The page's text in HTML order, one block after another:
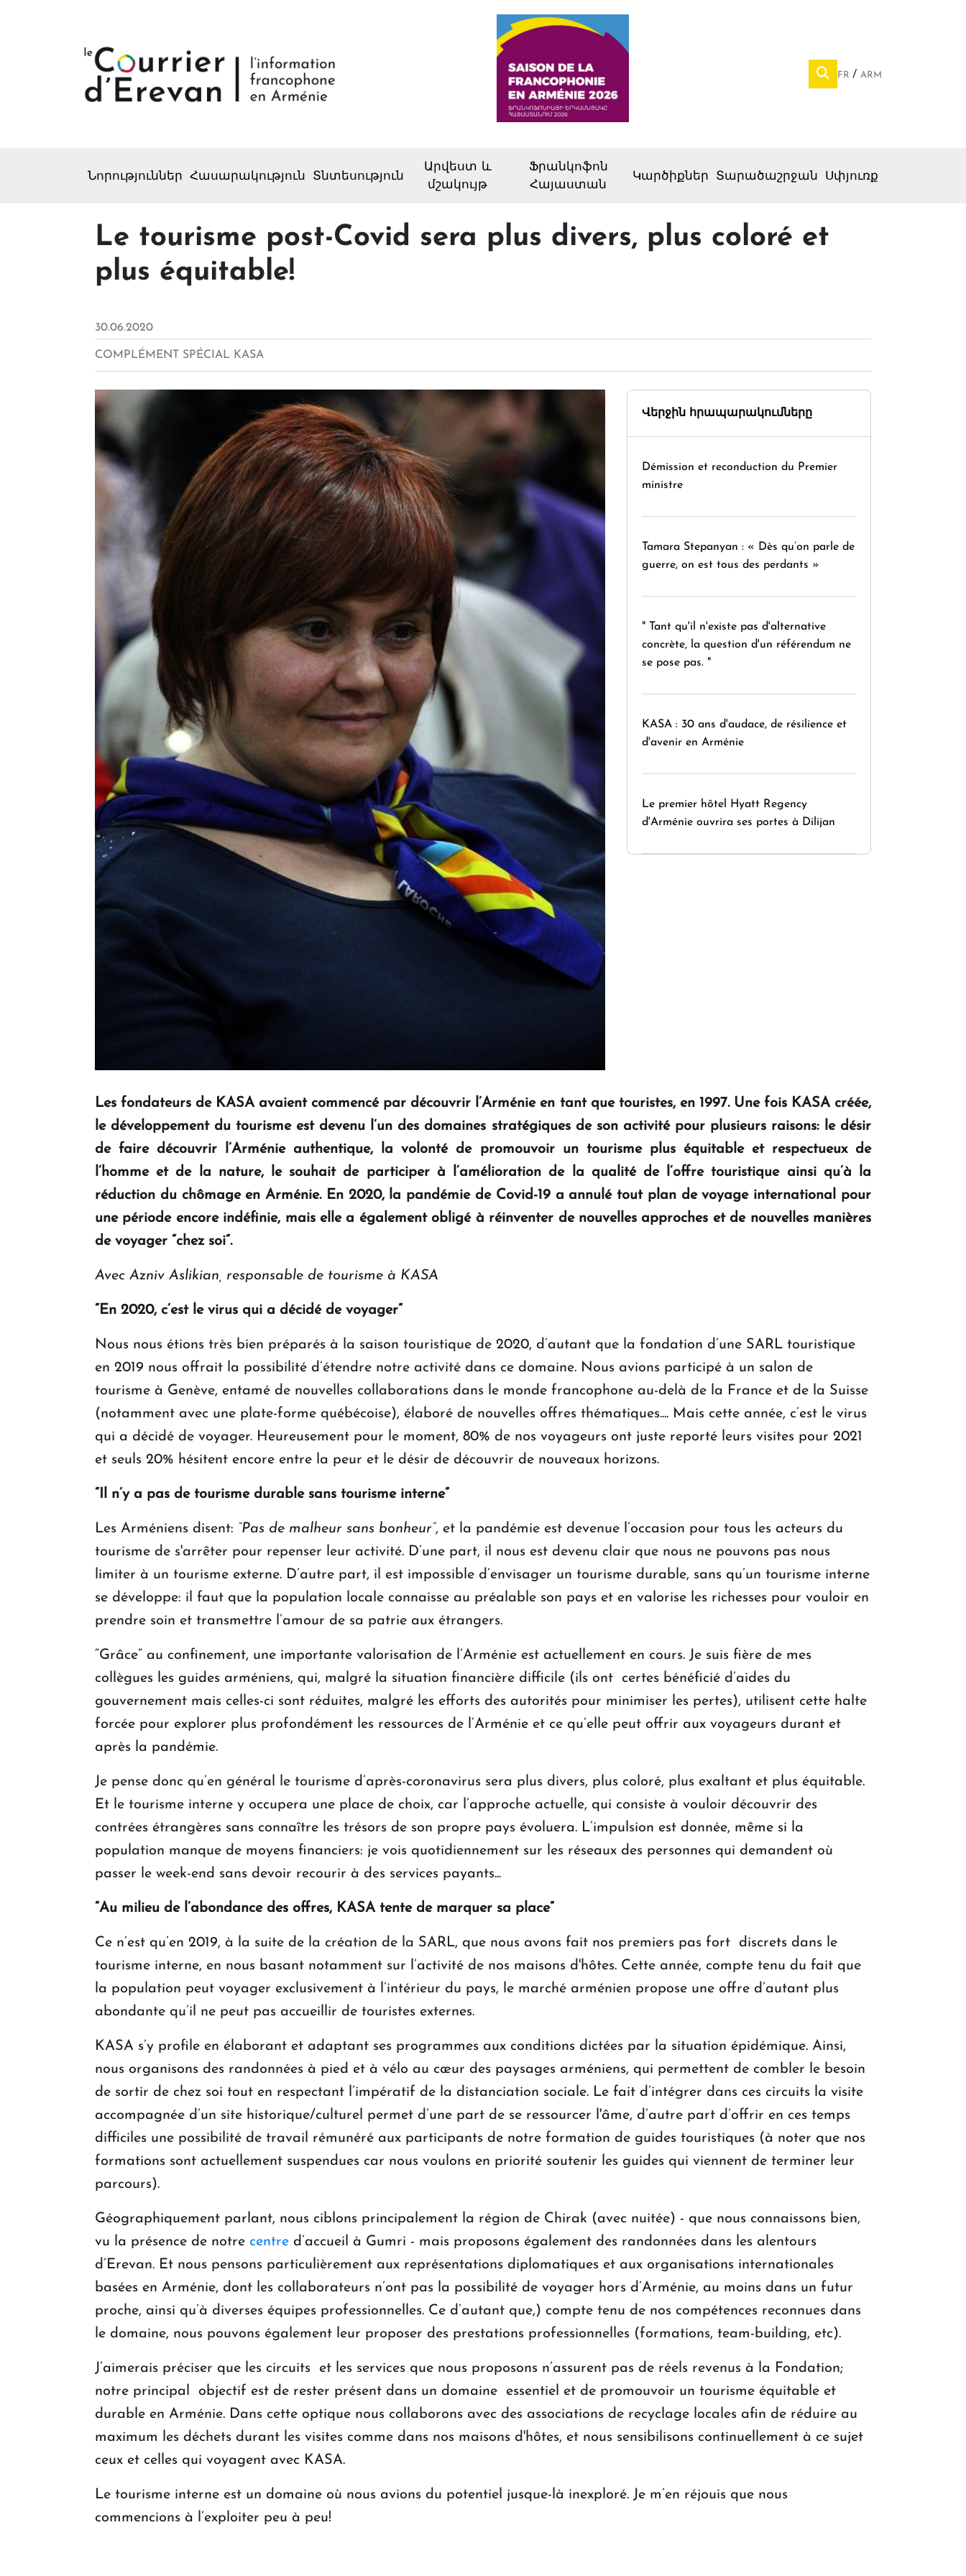
FR ARM
Նորություններ Հասարակություն Տնտեսություն
Արվեստ և
մշակույթ
Ֆրանկոֆոն
Հայաստան
Կարծիքներ Տարածաշրջան Սփյուռք
Le tourisme post-Covid sera plus divers, plus coloré et
plus équitable!
30.06.2020
COMPLÉMENT SPÉCIAL KASA
Վերջին հրապարակումները
Démission et reconduction du Premier
ministre
Tamara Stepanyan : « Dès qu’on parle de
guerre, on est tous des perdants »
" Tant qu'il n'existe pas d'alternative
concrète, la question d'un référendum ne
se pose pas. "
KASA : 30 ans d'audace, de résilience et
d'avenir en Arménie
Le premier hôtel Hyatt Regency
d'Arménie ouvrira ses portes à Dilijan
Les fondateurs de KASA avaient commencé par découvrir l’Arménie en tant que touristes, en 1997. Une fois KASA créée,
le développement du tourisme est devenu l’un des domaines stratégiques de son activité pour plusieurs raisons: le désir
de faire découvrir l’Arménie authentique, la volonté de promouvoir un tourisme plus équitable et respectueux de
l’homme et de la nature, le souhait de participer à l’amélioration de la qualité de l’offre touristique ainsi qu’à la
réduction du chômage en Arménie. En 2020, la pandémie de Covid-19 a annulé tout plan de voyage international pour
une période encore indéfinie, mais elle a également obligé à réinventer de nouvelles approches et de nouvelles manières
de voyager “chez soi”.
Avec Azniv Aslikian, responsable de tourisme à KASA
“En 2020, c’est le virus qui a décidé de voyager”
Nous nous étions très bien préparés à la saison touristique de 2020, d’autant que la fondation d’une SARL touristique
en 2019 nous offrait la possibilité d’étendre notre activité dans ce domaine. Nous avions participé à un salon de
tourisme à Genève, entamé de nouvelles collaborations dans le monde francophone au-delà de la France et de la Suisse
(notamment avec une plate-forme québécoise), élaboré de nouvelles offres thématiques.... Mais cette année, c’est le virus
qui a décidé de voyager. Heureusement pour le moment, 80% de nos voyageurs ont juste reporté leurs visites pour 2021
et seuls 20% hésitent encore entre la peur et le désir de découvrir de nouveaux horizons.
“Il n’y a pas de tourisme durable sans tourisme interne”
Les Arméniens disent: “Pas de malheur sans bonheur”, et la pandémie est devenue l’occasion pour tous les acteurs du
tourisme de s'arrêter pour repenser leur activité. D’une part, il nous est devenu clair que nous ne pouvons pas nous
limiter à un tourisme externe. D’autre part, il est impossible d’envisager un tourisme durable, sans qu’un tourisme interne
se développe: il faut que la population locale connaisse au préalable son pays et en valorise les richesses pour vouloir en
prendre soin et transmettre l’amour de sa patrie aux étrangers.
“Grâce” au confinement, une importante valorisation de l’Arménie est actuellement en cours. Je suis fière de mes
collègues les guides arméniens, qui, malgré la situation financière difficile (ils ont certes bénéficié d’aides du
gouvernement mais celles-ci sont réduites, malgré les efforts des autorités pour minimiser les pertes), utilisent cette halte
forcée pour explorer plus profondément les ressources de l’Arménie et ce qu’elle peut offrir aux voyageurs durant et
après la pandémie.
Je pense donc qu’en général le tourisme d’après-coronavirus sera plus divers, plus coloré, plus exaltant et plus équitable.
Et le tourisme interne y occupera une place de choix, car l’approche actuelle, qui consiste à vouloir découvrir des
contrées étrangères sans connaître les trésors de son propre pays évoluera. L’impulsion est donnée, même si la
population manque de moyens financiers: je vois quotidiennement sur les réseaux des personnes qui demandent où
passer le week-end sans devoir recourir à des services payants...
“Au milieu de l’abondance des offres, KASA tente de marquer sa place”
Ce n’est qu’en 2019, à la suite de la création de la SARL, que nous avons fait nos premiers pas fort discrets dans le
tourisme interne, en nous basant notamment sur l’activité de nos maisons d'hôtes. Cette année, compte tenu du fait que
la population peut voyager exclusivement à l’intérieur du pays, le marché arménien propose une offre d’autant plus
abondante qu’il ne peut pas accueillir de touristes externes.
KASA s’y profile en élaborant et adaptant ses programmes aux conditions dictées par la situation épidémique. Ainsi,
nous organisons des randonnées à pied et à vélo au cœur des paysages arméniens, qui permettent de combler le besoin
de sortir de chez soi tout en respectant l’impératif de la distanciation sociale. Le fait d’intégrer dans ces circuits la visite
accompagnée d’un site historique/culturel permet d’une part de se ressourcer l'âme, d’autre part d’offrir en ces temps
difficiles une possibilité de travail rémunéré aux participants de notre formation de guides touristiques (à noter que nos
formations sont actuellement suspendues car nous voulons en priorité soutenir les guides qui viennent de terminer leur
parcours).
Géographiquement parlant, nous ciblons principalement la région de Chirak (avec nuitée) - que nous connaissons bien,
vu la présence de notre centre d’accueil à Gumri - mais proposons également des randonnées dans les alentours
d’Erevan. Et nous pensons particulièrement aux représentations diplomatiques et aux organisations internationales
basées en Arménie, dont les collaborateurs n’ont pas la possibilité de voyager hors d’Arménie, au moins dans un futur
proche, ainsi qu’à diverses équipes professionnelles. Ce d’autant que,) compte tenu de nos compétences reconnues dans
le domaine, nous pouvons également leur proposer des prestations professionnelles (formations, team-building, etc).
J’aimerais préciser que les circuits et les services que nous proposons n’assurent pas de réels revenus à la Fondation;
notre principal objectif est de rester présent dans un domaine essentiel et de promouvoir un tourisme équitable et
durable en Arménie. Dans cette optique nous collaborons avec des associations de recyclage locales afin de réduire au
maximum les déchets durant les visites comme dans nos maisons d'hôtes, et nous sensibilisons continuellement à ce sujet
ceux et celles qui voyagent avec KASA.
Le tourisme interne est un domaine où nous avions du potentiel jusque-là inexploré. Je m’en réjouis que nous
commencions à l’exploiter peu à peu!